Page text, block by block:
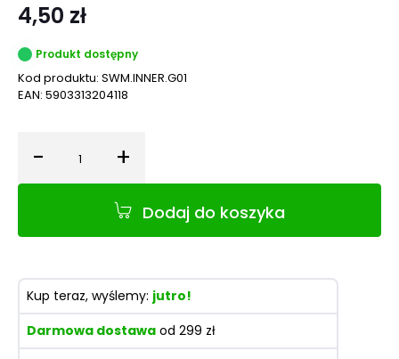
4,50 zł
Produkt dostępny
Kod produktu: SWM.INNER.G01
EAN: 5903313204118
- Ilość +
Dodaj do koszyka
Kup teraz, wyślemy: jutro!
Darmowa dostawa od 299 zł